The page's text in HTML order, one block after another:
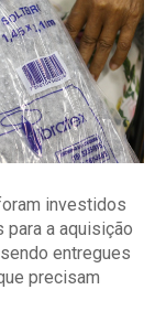
investidos
a aquisição
entregues
precisam